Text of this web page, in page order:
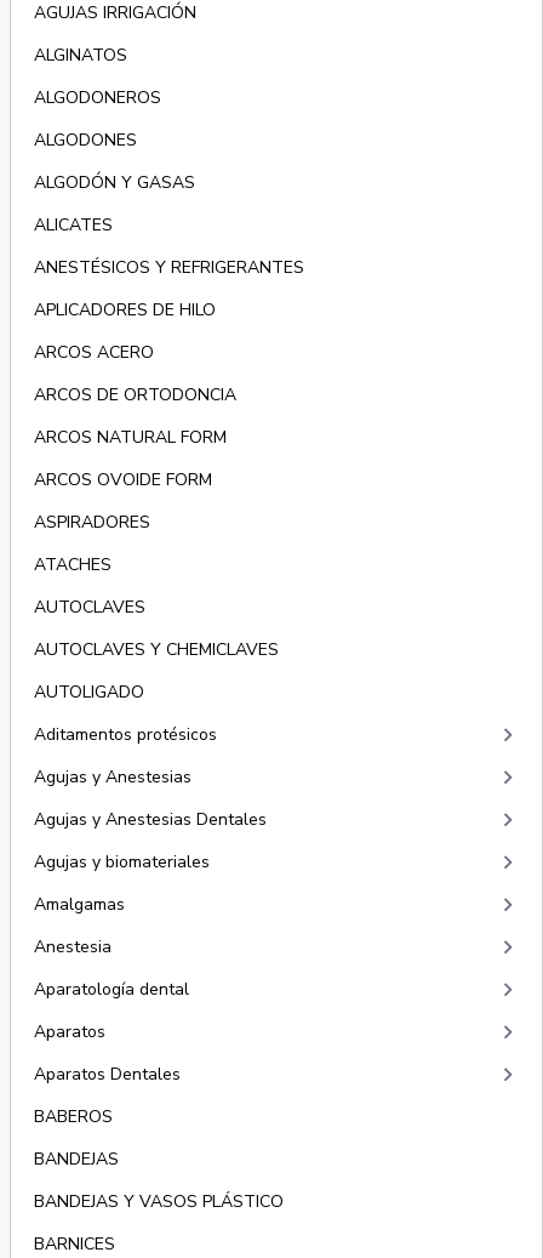
AGUJAS IRRIGACIÓN
ALGINATOS
ALGODONEROS
ALGODONES
ALGODÓN Y GASAS
ALICATES
ANESTÉSICOS Y REFRIGERANTES
APLICADORES DE HILO
ARCOS ACERO
ARCOS DE ORTODONCIA
ARCOS NATURAL FORM
ARCOS OVOIDE FORM
ASPIRADORES
ATACHES
AUTOCLAVES
AUTOCLAVES Y CHEMICLAVES
AUTOLIGADO
Aditamentos protésicos
keyboard_arrow_right
Agujas y Anestesias keyboard_arrow_right
Agujas y Anestesias Dentales keyboard_arrow_right
Agujas y biomateriales keyboard_arrow_right
Amalgamas keyboard_arrow_right
Anestesia keyboard_arrow_right
Aparatología dental keyboard_arrow_right
Aparatos keyboard_arrow_right
Aparatos Dentales keyboard_arrow_right
BABEROS
BANDEJAS
BANDEJAS Y VASOS PLÁSTICO
BARNICES